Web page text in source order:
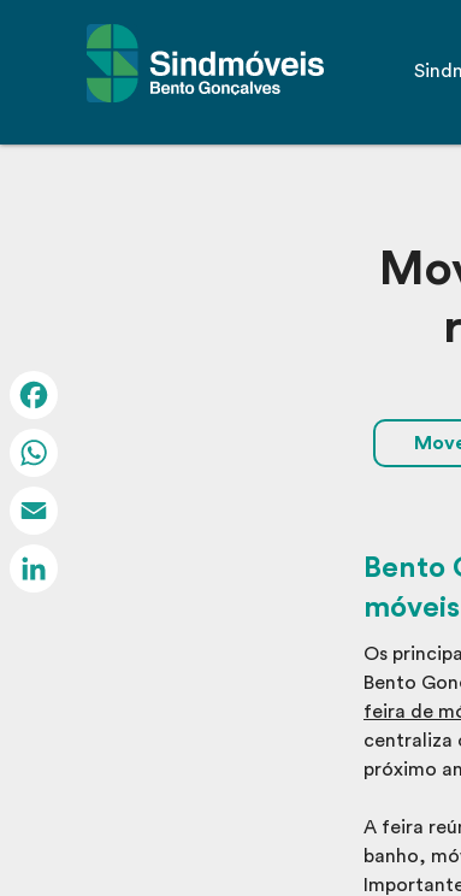
Bento
móveis
Os
Bento
feira de
centraliza
próximo
A feira
banho,
Facebook
Email